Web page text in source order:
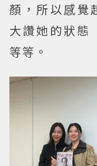
顏，所以感覺
大讚她的狀態
等等。